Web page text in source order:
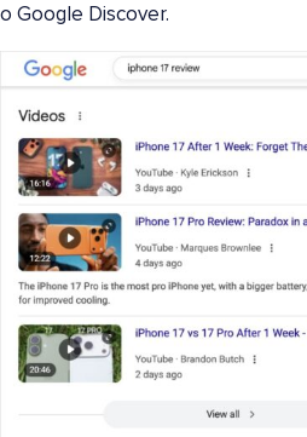
o Google Discover.